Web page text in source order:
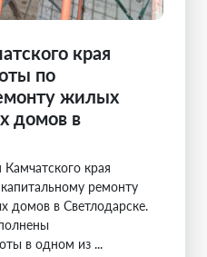
края
по
жилых
домов в
края
ремонту
домов в Светлодарске.
в одном из ...